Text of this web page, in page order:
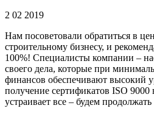
2 02 2019
Нам посоветовали обратиться в
строительному бизнесу, и
100%! Специалисты компании –
своего дела, которые при
финансов обеспечивают высокий
получение сертификатов ISO 9000
устраивает все – будем